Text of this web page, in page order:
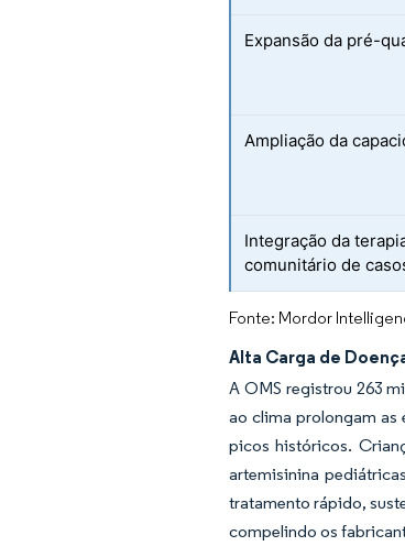
Expansão da pré-
Ampliação da
Integração da
comunitário de
Fonte: Mordor
Alta Carga de
A OMS registrou 263
ao clima prolongam as
picos históricos.
artemisinina
tratamento rápido,
compelindo os